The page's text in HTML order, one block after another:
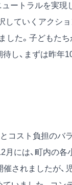
ートラルを実現
していくアクシ
した。子どもたち
し、まずは昨年
コスト負担のバラ
月には、町内の各
されましたが、児